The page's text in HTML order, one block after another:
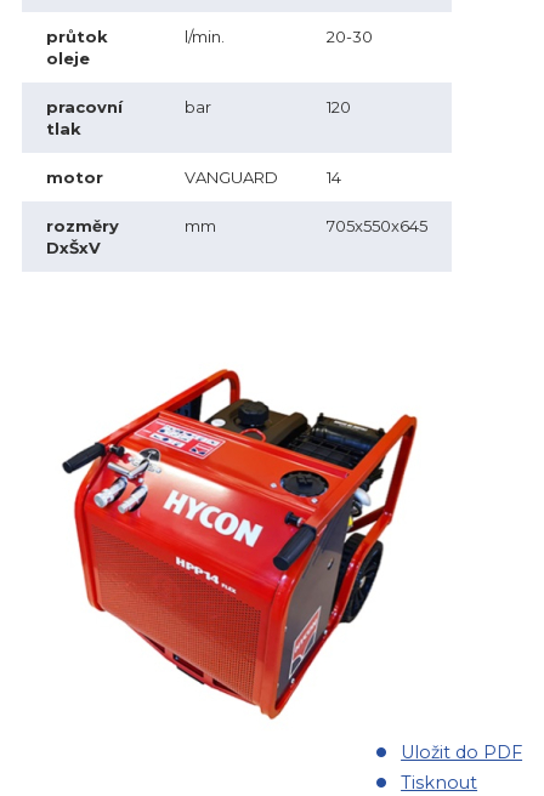
průtok
oleje
l/min. 20-30
pracovní
tlak
bar 120
motor VANGUARD 14
rozměry
DxŠxV
mm 705x550x645
Uložit do PDF
Tisknout